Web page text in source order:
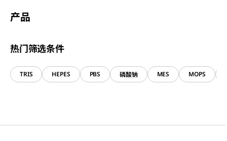
产品
热门筛选条件
TRIS HEPES PBS 磷酸钠 MES MOPS